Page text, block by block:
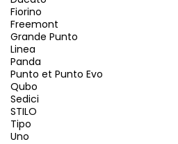
Fiorino
Freemont
Grande Punto
Linea
Panda
Punto et Punto Evo
Qubo
Sedici
STILO
Tipo
Uno